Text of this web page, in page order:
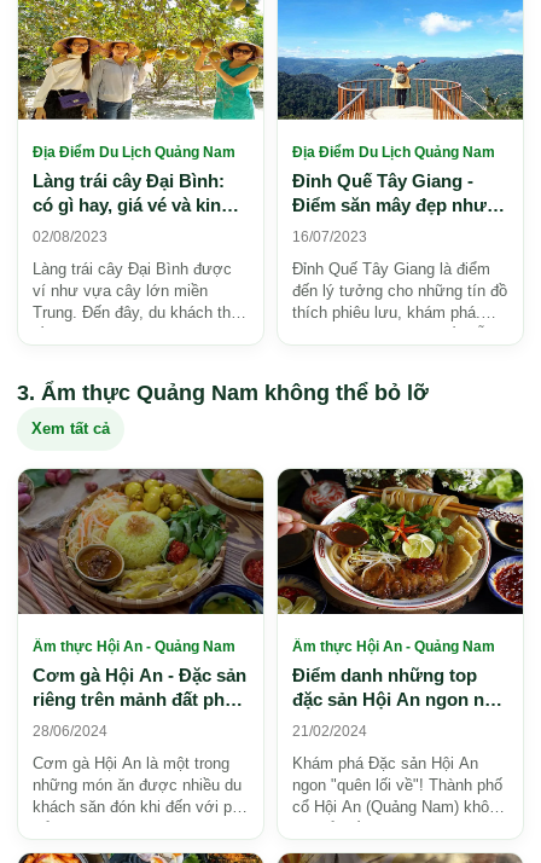
Địa Điểm Du Lịch Quảng Nam
Làng trái cây Đại Bình:
có gì hay, giá vé và kinh
nghiệm tham quan 2026
02/08/2023
Làng trái cây Đại Bình được
ví như vựa cây lớn miền
Trung. Đến đây, du khách tha
Địa Điểm Du Lịch Quảng Nam
Đỉnh Quế Tây Giang -
Điểm săn mây đẹp như
tranh vẽ
16/07/2023
Đỉnh Quế Tây Giang là điểm
đến lý tưởng cho những tín đồ
thích phiêu lưu, khám phá.
Ẩm thực Quảng Nam không thể bỏ lỡ
Xem tất cả
Ẩm thực Hội An - Quảng Nam
Cơm gà Hội An - Đặc sản
riêng trên mảnh đất phố
cổ
28/06/2024
Cơm gà Hội An là một trong
những món ăn được nhiều du
khách săn đón khi đến với phố
là món ăn khôn...
Ẩm thực Hội An - Quảng Nam
Điểm danh những top
đặc sản Hội An ngon nấc
tiếng
21/02/2024
Khám phá Đặc sản Hội An
ngon "quên lối về"! Thành phố
cổ Hội An (Quảng Nam) không
mà còn là thi...